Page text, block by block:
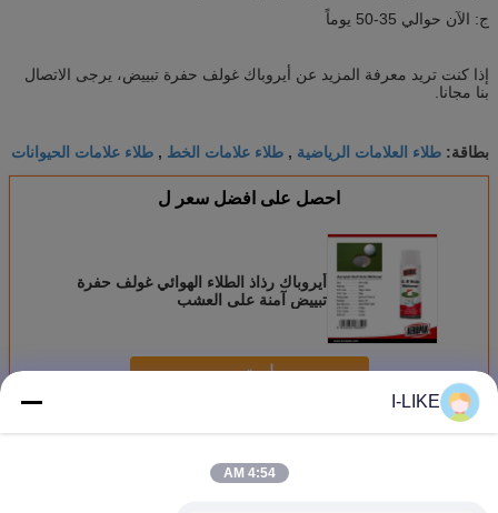
ج: الآن حوالي 35-50 يوماً
إذا كنت تريد معرفة المزيد عن أيروباك غولف حفرة تبييض، يرجى الاتصال
بنا مجانا.
بطاقة: طلاء العلامات الرياضية , طلاء علامات الخط , طلاء علامات الحيوانات
احصل على افضل سعر ل
أيروباك رذاذ الطلاء الهوائي غولف حفرة
تبييض آمنة على العشب
استمر
أكثرتعليم رذاذ الطلاء
I-LIKE
4:54 AM